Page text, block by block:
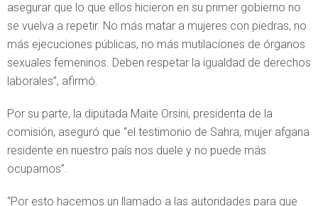
asegurar que lo que ellos hicieron en su primer gobierno no
se vuelva a repetir. No más matar a mujeres con piedras, no
más ejecuciones públicas, no más mutilaciones de órganos
sexuales femeninos. Deben respetar la igualdad de derechos
laborales”, afirmó.
Por su parte, la diputada Maite Orsini, presidenta de la
comisión, aseguró que “el testimonio de Sahra, mujer afgana
residente en nuestro país nos duele y no puede más
ocuparnos”.
“Por esto hacemos un llamado a las autoridades para que